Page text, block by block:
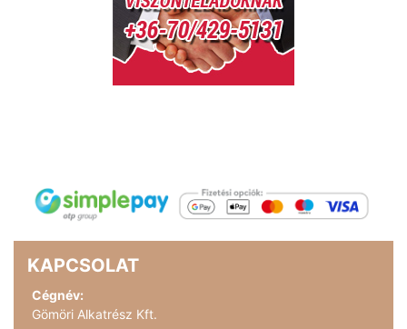
KAPCSOLAT
Cégnév:
Gömöri Alkatrész Kft.